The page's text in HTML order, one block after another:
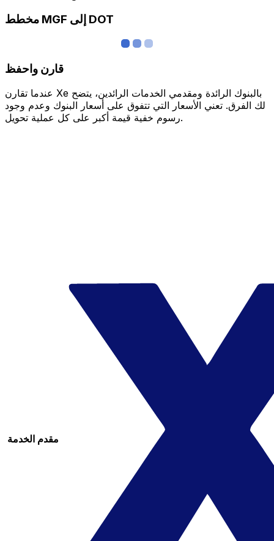
مخطط MGF إلى DOT
قارن واحفظ
عندما تقارن Xe بالبنوك الرائدة ومقدمي الخدمات الرائدين، يتضح
لك الفرق. تعني الأسعار التي تتفوق على أسعار البنوك وعدم وجود
رسوم خفية قيمة أكبر على كل عملية تحويل.
مقدم الخدمة